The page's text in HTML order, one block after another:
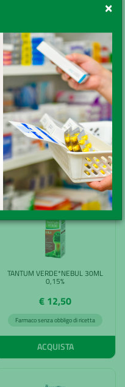
TANTUM VERDE*COLLUT
120ML0,15%
€ 8,00
Farmaco senza obbligo di ricetta
ACQUISTA
TANTUM VERDE*NEBUL 30ML
0,15%
€ 12,50
Farmaco senza obbligo di ricetta
ACQUISTA
×